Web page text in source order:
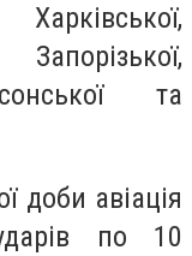
та
доби авіація
по 10